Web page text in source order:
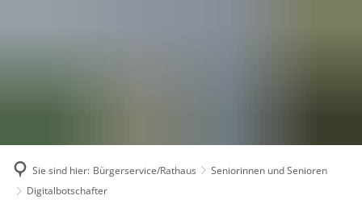
Sie sind hier: Bürgerservice/Rathaus
Seniorinnen und Senioren
Digitalbotschafter